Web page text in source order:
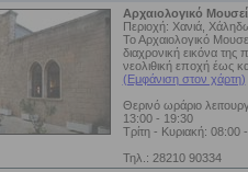
Αρχαιολογικό
Περιοχή: Χανιά,
Το Αρχαιολογικό
διαχρονική εικόνα της
νεολιθική εποχή έως
(Εμφάνιση στον χάρτη)
Θερινό ωράριο
13:00 - 19:30
Τρίτη - Κυριακή: 08:00
Τηλ.: 28210 90334